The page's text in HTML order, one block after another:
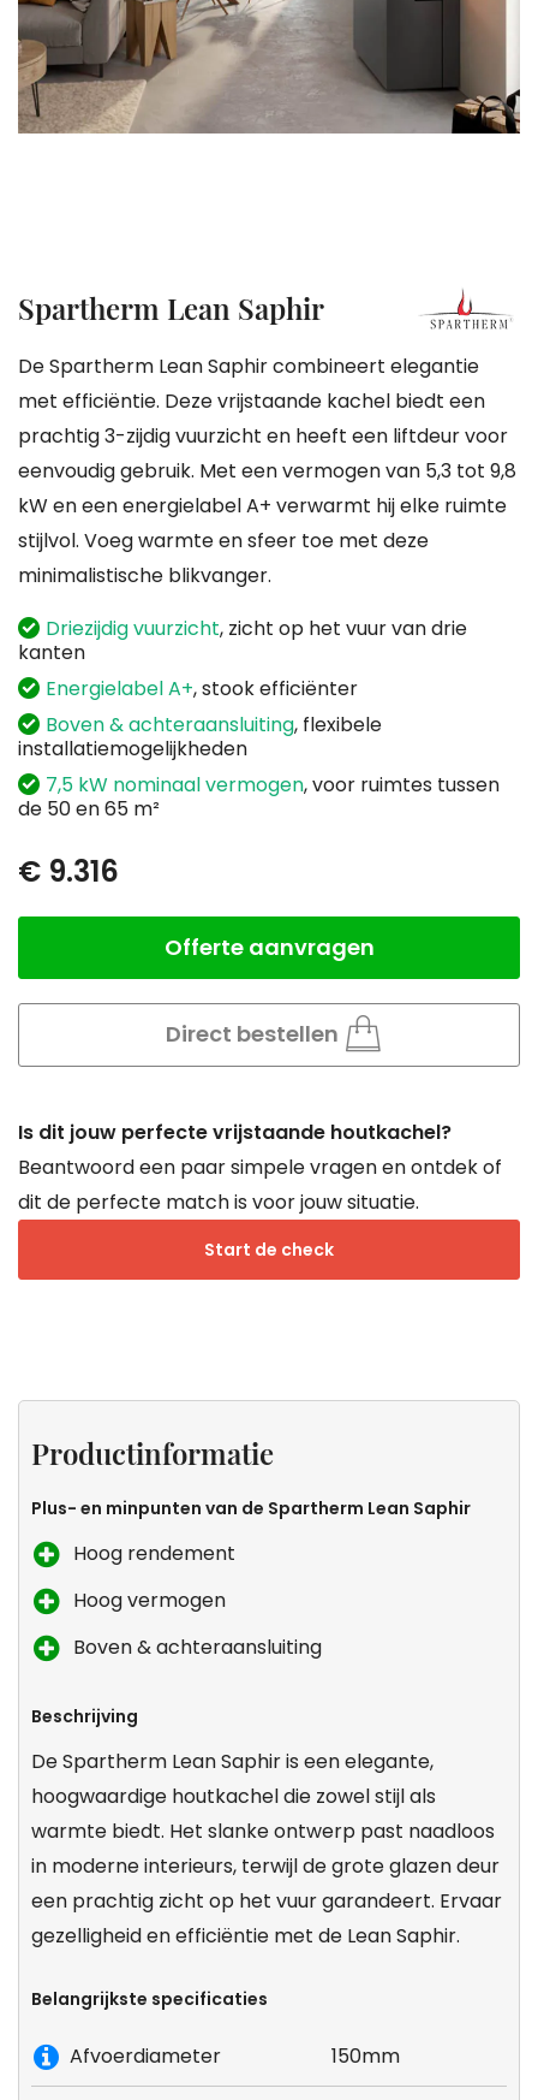
Ga
naar
het
begin
van
de
afbeeldingen-
gallerij
Spartherm Lean Saphir
De Spartherm Lean Saphir combineert elegantie
met efficiëntie. Deze vrijstaande kachel biedt een
prachtig 3-zijdig vuurzicht en heeft een liftdeur voor
eenvoudig gebruik. Met een vermogen van 5,3 tot 9,8
kW en een energielabel A+ verwarmt hij elke ruimte
stijlvol. Voeg warmte en sfeer toe met deze
minimalistische blikvanger.
Driezijdig vuurzicht, zicht op het vuur van drie
kanten
Energielabel A+, stook efficiënter
Boven & achteraansluiting, flexibele
installatiemogelijkheden
7,5 kW nominaal vermogen, voor ruimtes tussen
de 50 en 65 m²
€ 9.316
Direct bestellen
Offerte aanvragen
Is dit jouw perfecte vrijstaande houtkachel?
Beantwoord een paar simpele vragen en ontdek of
dit de perfecte match is voor jouw situatie.
Start de check
de
Productinformatie
Plus- en minpunten van de Spartherm Lean Saphir
Hoog rendement
Hoog vermogen
Boven & achteraansluiting
Beschrijving
De Spartherm Lean Saphir is een elegante,
hoogwaardige houtkachel die zowel stijl als
warmte biedt. Het slanke ontwerp past naadloos
in moderne interieurs, terwijl de grote glazen deur
een prachtig zicht op het vuur garandeert. Ervaar
gezelligheid en efficiëntie met de Lean Saphir.
Belangrijkste specificaties
Afvoerdiameter 150mm